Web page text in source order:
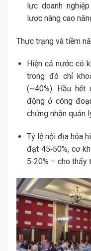
lực doanh
lược nâng cao
Thực trạng và tiềm
Hiện cả nước có
trong đó chỉ
(~40%). Hầu hết
động ở công
chứng nhận quản
Tỷ lệ nội địa hóa
đạt 45‑50%, cơ
5‑20% – cho thấy